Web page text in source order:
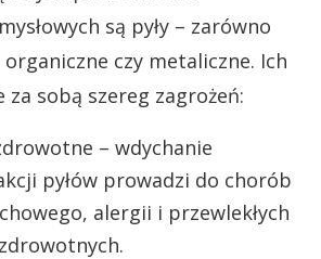
są pyły – zarówno
czy metaliczne. Ich
za sobą szereg zagrożeń:
– wdychanie
pyłów prowadzi do chorób
alergii i przewlekłych